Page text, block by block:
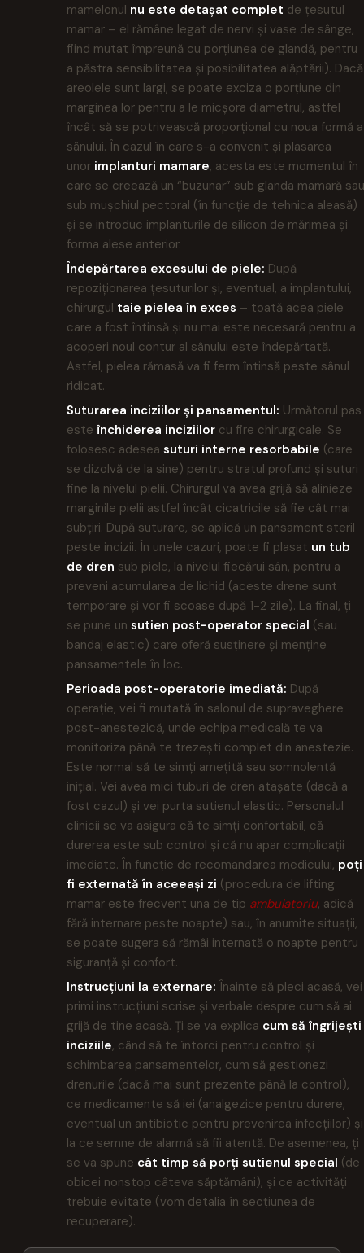
mamelonul nu este detașat complet de țesutul
mamar – el rămâne legat de nervi și vase de sânge,
fiind mutat împreună cu porțiunea de glandă, pentru
a păstra sensibilitatea și posibilitatea alăptării). Dacă
areolele sunt largi, se poate exciza o porțiune din
marginea lor pentru a le micșora diametrul, astfel
încât să se potrivească proporțional cu noua formă a
sânului. În cazul în care s-a convenit și plasarea
unor implanturi mamare, acesta este momentul în
care se creează un “buzunar” sub glanda mamară sau
sub mușchiul pectoral (în funcție de tehnica aleasă)
și se introduc implanturile de silicon de mărimea și
forma alese anterior.
Îndepărtarea excesului de piele: După
repoziționarea țesuturilor și, eventual, a implantului,
chirurgul taie pielea în exces – toată acea piele
care a fost întinsă și nu mai este necesară pentru a
acoperi noul contur al sânului este îndepărtată.
Astfel, pielea rămasă va fi ferm întinsă peste sânul
ridicat.
Suturarea inciziilor și pansamentul: Următorul pas
este închiderea inciziilor cu fire chirurgicale. Se
folosesc adesea suturi interne resorbabile (care
se dizolvă de la sine) pentru stratul profund și suturi
fine la nivelul pielii. Chirurgul va avea grijă să alinieze
marginile pielii astfel încât cicatricile să fie cât mai
subțiri. După suturare, se aplică un pansament steril
peste incizii. În unele cazuri, poate fi plasat un tub
de dren sub piele, la nivelul fiecărui sân, pentru a
preveni acumularea de lichid (aceste drene sunt
temporare și vor fi scoase după 1-2 zile). La final, ți
se pune un sutien post-operator special (sau
bandaj elastic) care oferă susținere și menține
pansamentele în loc.
Perioada post-operatorie imediată: După
operație, vei fi mutată în salonul de supraveghere
post-anestezică, unde echipa medicală te va
monitoriza până te trezești complet din anestezie.
Este normal să te simți amețită sau somnolentă
inițial. Vei avea mici tuburi de dren atașate (dacă a
fost cazul) și vei purta sutienul elastic. Personalul
clinicii se va asigura că te simți confortabil, că
durerea este sub control și că nu apar complicații
imediate. În funcție de recomandarea medicului, poți
fi externată în aceeași zi (procedura de lifting
mamar este frecvent una de tip ambulatoriu, adică
fără internare peste noapte) sau, în anumite situații,
se poate sugera să rămâi internată o noapte pentru
siguranță și confort.
Instrucțiuni la externare: Înainte să pleci acasă, vei
primi instrucțiuni scrise și verbale despre cum să ai
grijă de tine acasă. Ți se va explica cum să îngrijești
inciziile, când să te întorci pentru control și
schimbarea pansamentelor, cum să gestionezi
drenurile (dacă mai sunt prezente până la control),
ce medicamente să iei (analgezice pentru durere,
eventual un antibiotic pentru prevenirea infecțiilor) și
la ce semne de alarmă să fii atentă. De asemenea, ți
se va spune cât timp să porți sutienul special (de
obicei nonstop câteva săptămâni), și ce activități
trebuie evitate (vom detalia în secțiunea de
recuperare).